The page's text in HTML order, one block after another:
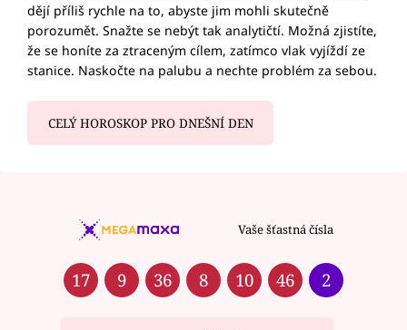
dějí příliš rychle na to, abyste jim mohli skutečně
porozumět. Snažte se nebýt tak analytičtí. Možná zjistíte,
že se honíte za ztraceným cílem, zatímco vlak vyjíždí ze
stanice. Naskočte na palubu a nechte problém za sebou.
CELÝ HOROSKOP PRO DNEŠNÍ DEN
Vaše šťastná čísla
17 9 36 8 10 46 2